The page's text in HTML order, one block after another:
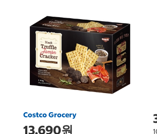
Costco Grocery
13,690원